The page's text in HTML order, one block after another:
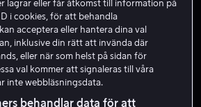
Logothetis
lagrar eller får åtkomst till information på
i cookies, för att behandla
acceptera eller hantera dina val
inklusive din rätt att invända där
eller när som helst på sidan för
val kommer att signaleras till våra
inte webbläsningsdata.
behandlar data för att